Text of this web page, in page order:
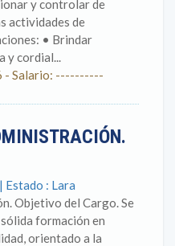
y controlar de
actividades de
• Brindar
y cordial...
- Salario: ----------
Estado : Lara
Objetivo del Cargo. Se
formación en
orientado a la